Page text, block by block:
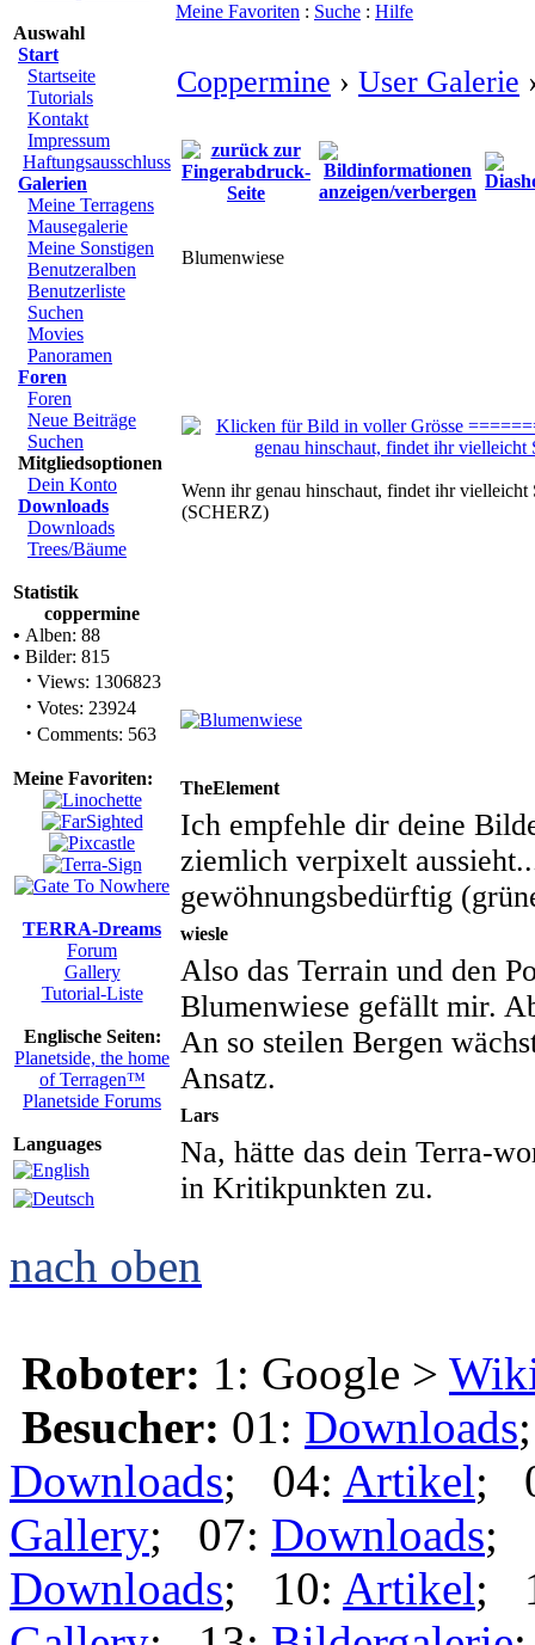
Auswahl
Start
Startseite
Tutorials
Kontakt
Impressum
Haftungsausschluss
Galerien
Meine Terragens
Mausegalerie
Meine Sonstigen
Benutzeralben
Benutzerliste
Suchen
Movies
Panoramen
Foren
Foren
Neue Beiträge
Suchen
Mitgliedsoptionen
Dein Konto
Downloads
Downloads
Trees/Bäume
Statistik
coppermine
• Alben: 88
• Bilder: 815
· Views: 1306823
· Votes: 23924
· Comments: 563
Meine Favoriten:
TERRA-Dreams
Forum
Gallery
Tutorial-Liste
Englische Seiten:
Planetside, the home
of Terragen™
Planetside Forums
Languages
Meine Favoriten : Suche : Hilfe
Coppermine › User Galerie
Blumenwiese
Wenn ihr genau hinschaut, findet ihr vielleicht
(SCHERZ)
TheElement
Ich empfehle dir deine
ziemlich verpixelt
gewöhnungsbedürftig
wiesle
Also das Terrain und den
Blumenwiese gefällt mir.
An so steilen Bergen
Ansatz.
Lars
Na, hätte das dein Terra-
in Kritikpunkten zu.
nach oben
Roboter: 1: Google >
Besucher: 01: Downloads
Downloads; 04: Artikel;
Gallery; 07: Downloads;
Downloads; 10: Artikel;